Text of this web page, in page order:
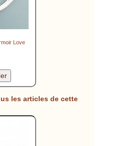
Love
les articles de cette